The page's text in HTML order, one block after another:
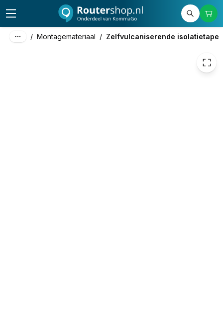
/ Montagemateriaal / Zelfvulcaniserende isolatietape
excl. btw
incl. btw